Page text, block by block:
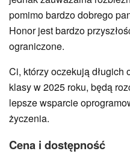
pomimo bardzo dobrego
Honor jest bardzo
ograniczone.
Ci, którzy oczekują
klasy w 2025 roku, będą
lepsze wsparcie
życzenia.
Cena i dostępność